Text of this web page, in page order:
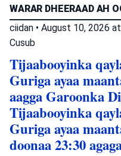
WARAR DHEERAAD AH
ciidan • August 10, 2026
Cusub
Tijaabooyinka
Guriga ayaa
aagga Garoonka
Tijaabooyinka
Guriga ayaa
doonaa 23:30